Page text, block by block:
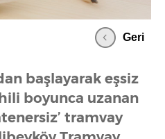
Geri
başlayarak eşsiz
boyunca uzanan
tramvay